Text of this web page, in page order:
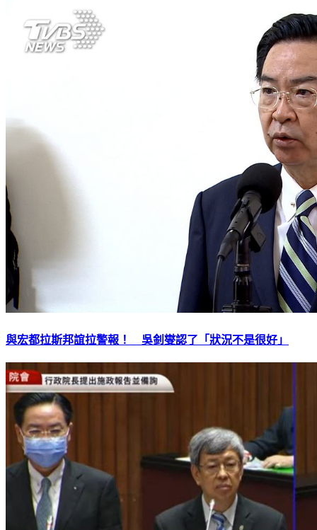
與宏都拉斯邦誼拉警報！ 吳釗燮認了「狀況不是很好」